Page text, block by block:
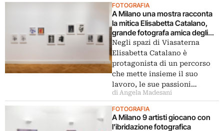
FOTOGRAFIA
A Milano una mostra racconta
la mitica Elisabetta Catalano,
grande fotografa amica degli
artisti
Negli spazi di Viasaterna
Elisabetta Catalano è
protagonista di un percorso
che mette insieme il suo
lavoro, le sue passioni…
di Angela Madesani
FOTOGRAFIA
A Milano 9 artisti giocano con
l’ibridazione fotografica